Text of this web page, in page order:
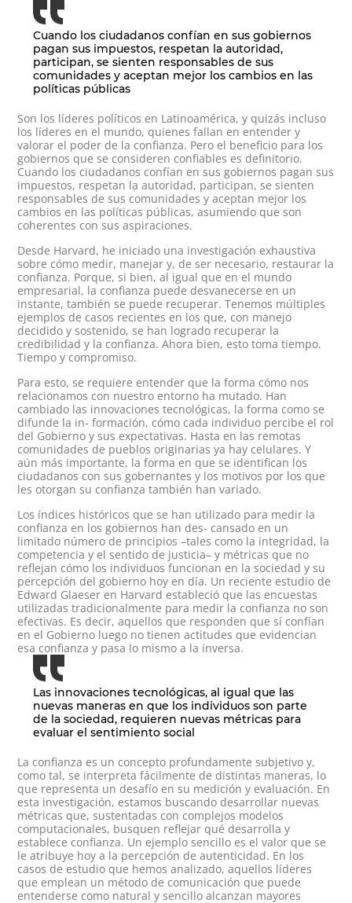
Cuando los ciudadanos confían en sus gobiernos
pagan sus impuestos, respetan la autoridad,
participan, se sienten responsables de sus
comunidades y aceptan mejor los cambios en las
políticas públicas
Son los líderes políticos en Latinoamérica, y quizás incluso
los líderes en el mundo, quienes fallan en entender y
valorar el poder de la confianza. Pero el beneficio para los
gobiernos que se consideren confiables es definitorio.
Cuando los ciudadanos confían en sus gobiernos pagan sus
impuestos, respetan la autoridad, participan, se sienten
responsables de sus comunidades y aceptan mejor los
cambios en las políticas públicas, asumiendo que son
coherentes con sus aspiraciones.
Desde Harvard, he iniciado una investigación exhaustiva
sobre cómo medir, manejar y, de ser necesario, restaurar la
confianza. Porque, si bien, al igual que en el mundo
empresarial, la confianza puede desvanecerse en un
instante, también se puede recuperar. Tenemos múltiples
ejemplos de casos recientes en los que, con manejo
decidido y sostenido, se han logrado recuperar la
credibilidad y la confianza. Ahora bien, esto toma tiempo.
Tiempo y compromiso.
Para esto, se requiere entender que la forma cómo nos
relacionamos con nuestro entorno ha mutado. Han
cambiado las innovaciones tecnológicas, la forma como se
difunde la in- formación, cómo cada individuo percibe el rol
del Gobierno y sus expectativas. Hasta en las remotas
comunidades de pueblos originarias ya hay celulares. Y
aún más importante, la forma en que se identifican los
ciudadanos con sus gobernantes y los motivos por los que
les otorgan su confianza también han variado.
Los índices históricos que se han utilizado para medir la
confianza en los gobiernos han des- cansado en un
limitado número de principios –tales como la integridad, la
competencia y el sentido de justicia– y métricas que no
reflejan cómo los individuos funcionan en la sociedad y su
percepción del gobierno hoy en día. Un reciente estudio de
Edward Glaeser en Harvard estableció que las encuestas
utilizadas tradicionalmente para medir la confianza no son
efectivas. Es decir, aquellos que responden que sí confían
en el Gobierno luego no tienen actitudes que evidencian
esa confianza y pasa lo mismo a la inversa.
Las innovaciones tecnológicas, al igual que las
nuevas maneras en que los individuos son parte
de la sociedad, requieren nuevas métricas para
evaluar el sentimiento social
La confianza es un concepto profundamente subjetivo y,
como tal, se interpreta fácilmente de distintas maneras, lo
que representa un desafío en su medición y evaluación. En
esta investigación, estamos buscando desarrollar nuevas
métricas que, sustentadas con complejos modelos
computacionales, busquen reflejar qué desarrolla y
establece confianza. Un ejemplo sencillo es el valor que se
le atribuye hoy a la percepción de autenticidad. En los
casos de estudio que hemos analizado, aquellos líderes
que emplean un método de comunicación que puede
entenderse como natural y sencillo alcanzan mayores